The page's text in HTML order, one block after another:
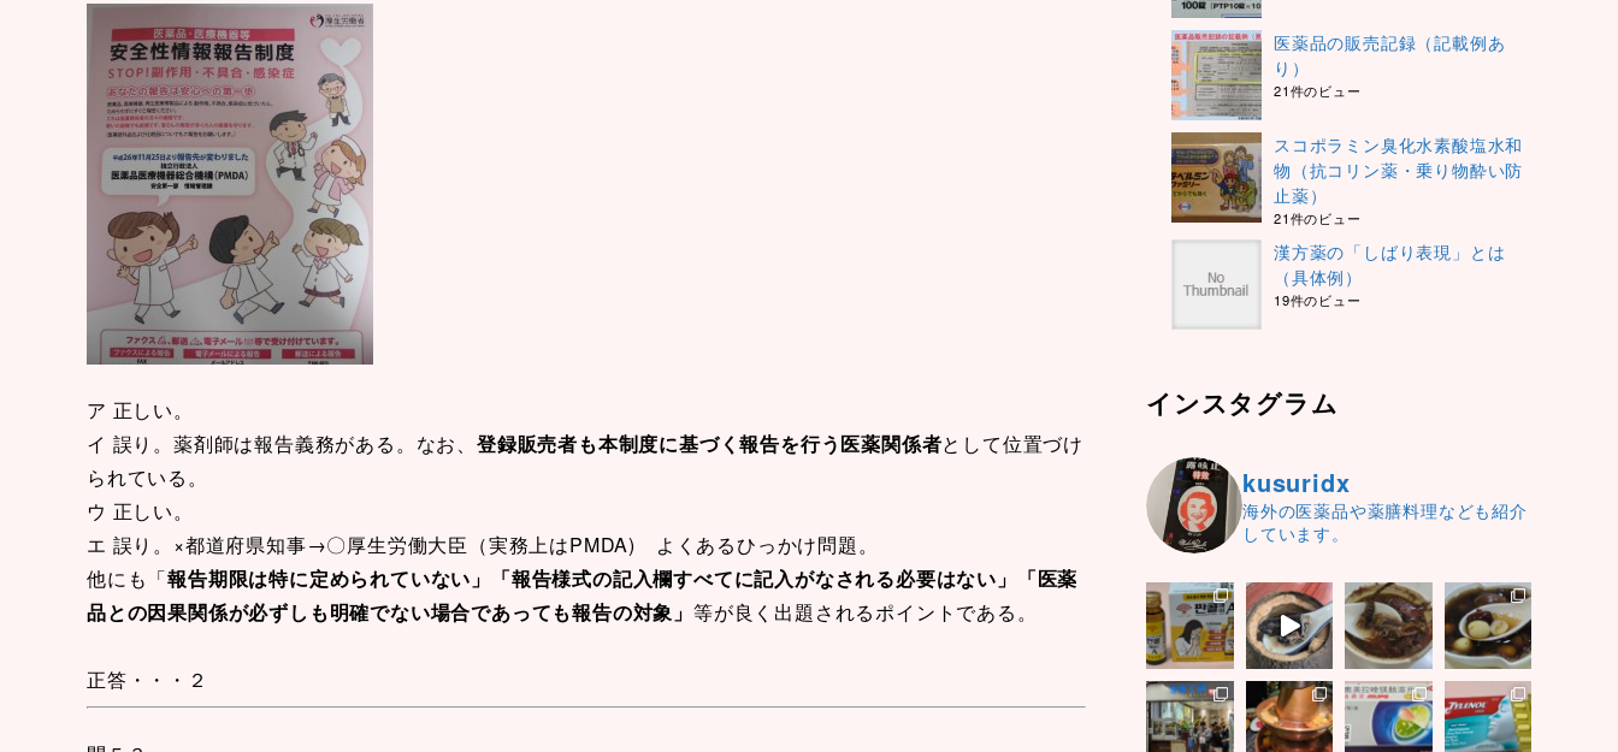
ア 正しい。
イ 誤り。薬剤師は報告義務がある。なお、 登録販売者も本制度に基づく報告を行う医薬関係者として位置づけ
られている。
ウ 正しい。
エ 誤り。×都道府県知事→〇厚生労働大臣（実務上はPMDA) よくあるひっかけ問題。
他にも「報告期限は特に定められていない」「報告様式の記入欄すべてに記入がなされる必要はない」「医薬
品との因果関係が必ずしも明確でない場合であっても報告の対象」 等が良く出題されるポイントである。
正答・・・２
医薬品の販売記録（記載例あ
り）
21件のビュー
スコポラミン臭化水素酸塩水和
物（抗コリン薬・乗り物酔い防
止薬）
21件のビュー
漢方薬の「しばり表現」とは
（具体例）
19件のビュー
インスタグラム
kusuridx
海外の医薬品や薬膳料理なども紹介
しています。